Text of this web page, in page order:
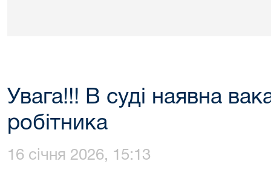
Увага!!! В суді наявна
робітника
16 січня 2026, 15:13